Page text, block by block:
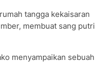
tangga kekaisaran
membuat sang putri
menyampaikan sebuah